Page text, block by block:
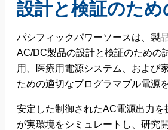
設計と検証のた
パシフィックパワーソースは、製
AC/DC製品の設計と検証のための
用、医療用電源システム、および
ための適切なプログラマブル電源
安定した制御されたAC電源出力
が実環境をシミュレートし、研究